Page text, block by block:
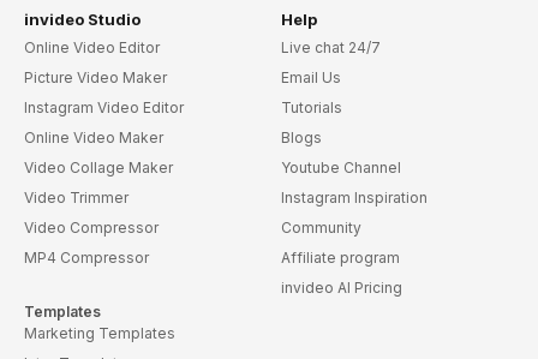
invideo Studio
Online Video Editor
Picture Video Maker
Instagram Video Editor
Online Video Maker
Video Collage Maker
Video Trimmer
Video Compressor
MP4 Compressor
Templates
Marketing Templates
Help
Live chat 24/7
Email Us
Tutorials
Blogs
Youtube Channel
Instagram Inspiration
Community
Affiliate program
invideo AI Pricing